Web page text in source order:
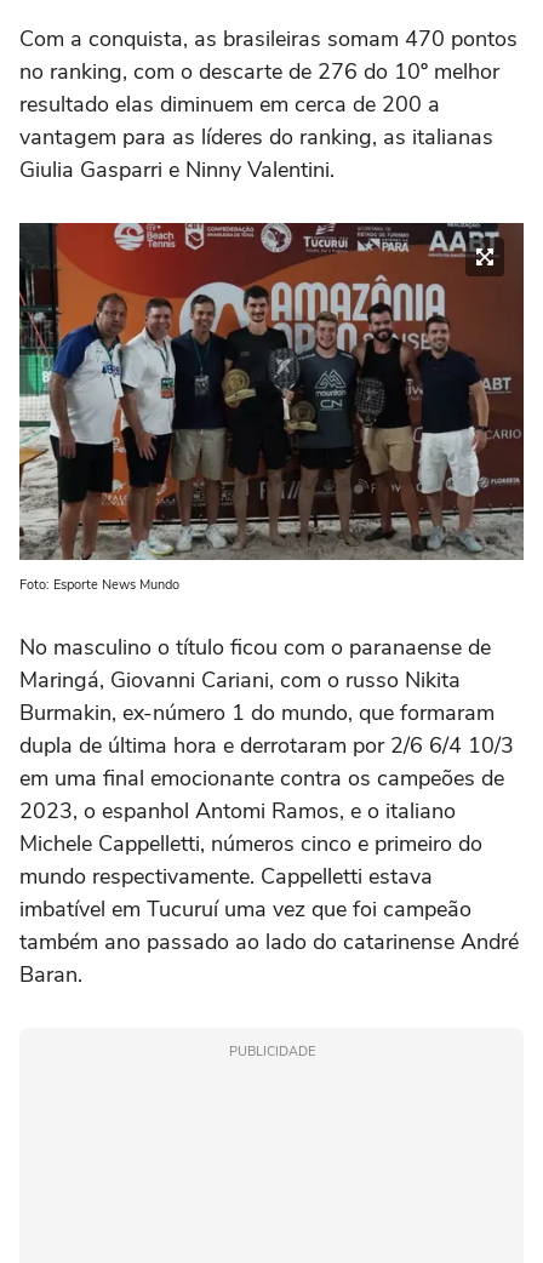
Com a conquista, as brasileiras somam 470 pontos
no ranking, com o descarte de 276 do 10º melhor
resultado elas diminuem em cerca de 200 a
vantagem para as líderes do ranking, as italianas
Giulia Gasparri e Ninny Valentini.
Foto: Esporte News Mundo
No masculino o título ficou com o paranaense de
Maringá, Giovanni Cariani, com o russo Nikita
Burmakin, ex-número 1 do mundo, que formaram
dupla de última hora e derrotaram por 2/6 6/4 10/3
em uma final emocionante contra os campeões de
2023, o espanhol Antomi Ramos, e o italiano
Michele Cappelletti, números cinco e primeiro do
mundo respectivamente. Cappelletti estava
imbatível em Tucuruí uma vez que foi campeão
também ano passado ao lado do catarinense André
Baran.
PUBLICIDADE